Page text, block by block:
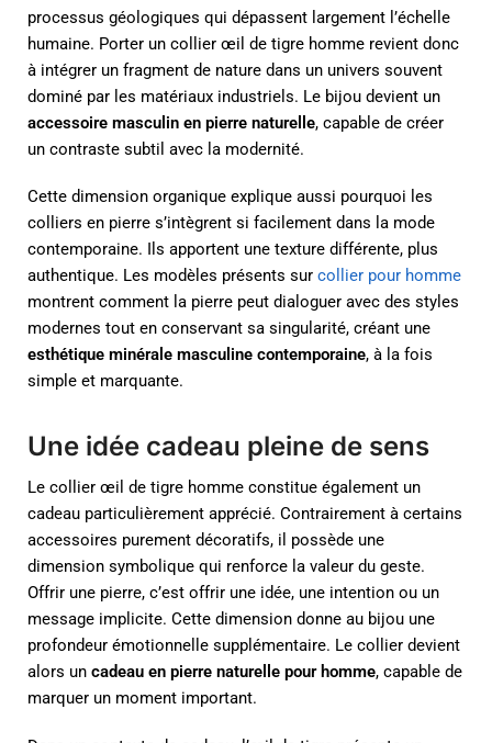
processus géologiques qui dépassent largement l’échelle
humaine. Porter un collier œil de tigre homme revient donc
à intégrer un fragment de nature dans un univers souvent
dominé par les matériaux industriels. Le bijou devient un
accessoire masculin en pierre naturelle, capable de créer
un contraste subtil avec la modernité.
Cette dimension organique explique aussi pourquoi les
colliers en pierre s’intègrent si facilement dans la mode
contemporaine. Ils apportent une texture différente, plus
authentique. Les modèles présents sur collier pour homme
montrent comment la pierre peut dialoguer avec des styles
modernes tout en conservant sa singularité, créant une
esthétique minérale masculine contemporaine, à la fois
simple et marquante.
Une idée cadeau pleine de sens
Le collier œil de tigre homme constitue également un
cadeau particulièrement apprécié. Contrairement à certains
accessoires purement décoratifs, il possède une
dimension symbolique qui renforce la valeur du geste.
Offrir une pierre, c’est offrir une idée, une intention ou un
message implicite. Cette dimension donne au bijou une
profondeur émotionnelle supplémentaire. Le collier devient
alors un cadeau en pierre naturelle pour homme, capable de
marquer un moment important.